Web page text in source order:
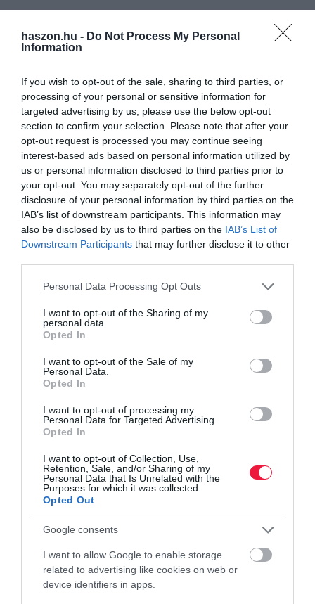
haszon.hu - Do Not Process My Personal
Information
If you wish to opt-out of the sale, sharing to third parties, or
processing of your personal or sensitive information for
targeted advertising by us, please use the below opt-out
section to confirm your selection. Please note that after your
opt-out request is processed you may continue seeing
interest-based ads based on personal information utilized by
us or personal information disclosed to third parties prior to
your opt-out. You may separately opt-out of the further
disclosure of your personal information by third parties on the
IAB’s list of downstream participants. This information may
also be disclosed by us to third parties on the IAB’s List of
Downstream Participants that may further disclose it to other
Please note that this website/app uses one or more Google
not limited to your visit or usage behaviour. You may click to
grant or deny consent to Google and its third-party tags to
use your data for below specified purposes in below Google
consent section.
Personal Data Processing Opt Outs
I want to opt-out of the Sharing of my
personal data.
Opted In
I want to opt-out of the Sale of my
Personal Data.
Opted In
I want to opt-out of processing my
Personal Data for Targeted Advertising.
Opted In
I want to opt-out of Collection, Use,
Retention, Sale, and/or Sharing of my
Personal Data that Is Unrelated with the
Purposes for which it was collected.
Opted Out
Google consents
I want to allow Google to enable storage
related to advertising like cookies on web or
device identifiers in apps.
Gyors fizetés, zavartalan fesztiválozás: a
Csak másodperceket töltünk vele, mégis ezen múlhat a
fizetés egy koncerten. A nyár egyik nyitóeseményén, a budapesti
Rosalia Borpikniken…